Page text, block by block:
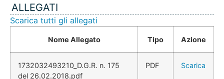
ALLEGATI
Scarica tutti gli allegati
Nome Allegato Tipo Azione
1732032493210_D.G.R. n. 175
del 26.02.2018.pdf
PDF Scarica